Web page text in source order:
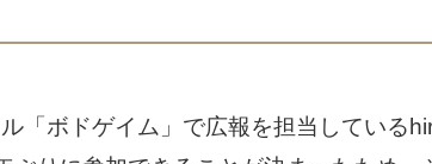
「ボドゲイム」で広報を担当している